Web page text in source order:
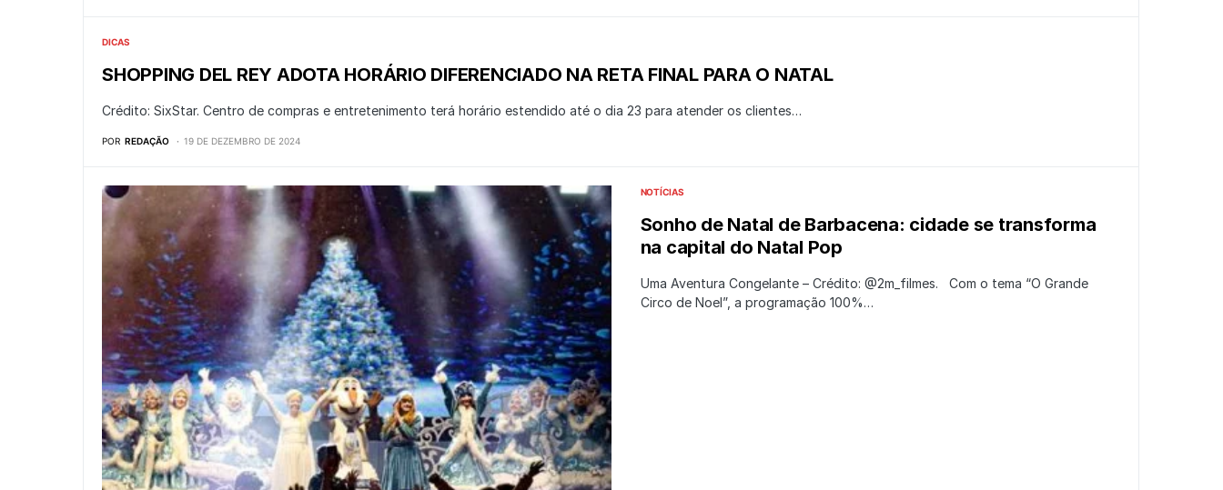
DICAS
SHOPPING DEL REY ADOTA HORÁRIO DIFERENCIADO NA RETA FINAL PARA O NATAL
Crédito: SixStar. Centro de compras e entretenimento terá horário estendido até o dia 23 para atender os clientes…
POR REDAÇÃO 19 DE DEZEMBRO DE 2024
NOTÍCIAS
Sonho de Natal de Barbacena: cidade se transforma
na capital do Natal Pop
Uma Aventura Congelante – Crédito: @2m_filmes. Com o tema “O Grande
Circo de Noel”, a programação 100%…